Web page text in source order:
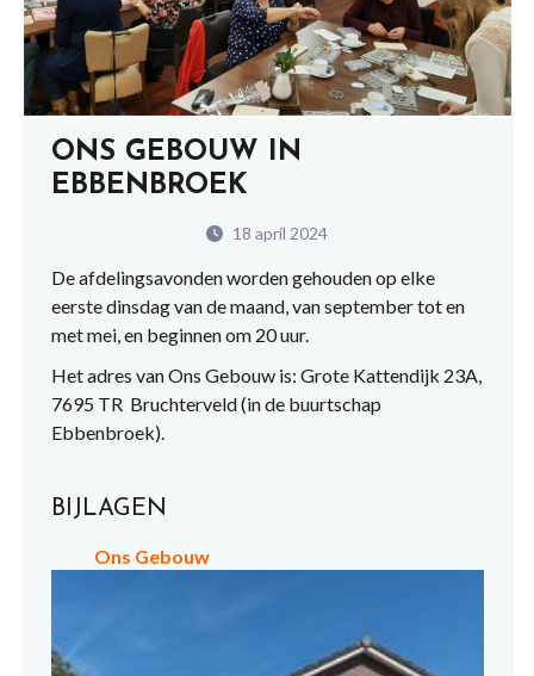
ONS GEBOUW IN
EBBENBROEK
18 april 2024
De afdelingsavonden worden gehouden op elke
eerste dinsdag van de maand, van september tot en
met mei, en beginnen om 20 uur.
Het adres van Ons Gebouw is: Grote Kattendijk 23A,
7695 TR Bruchterveld (in de buurtschap
Ebbenbroek).
BIJLAGEN
Ons Gebouw